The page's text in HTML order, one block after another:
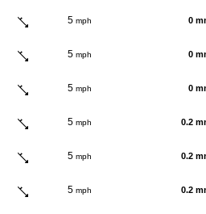
5 mph 0
5 mph 0
5 mph 0
5 mph 0.2
5 mph 0.2
5 mph 0.2